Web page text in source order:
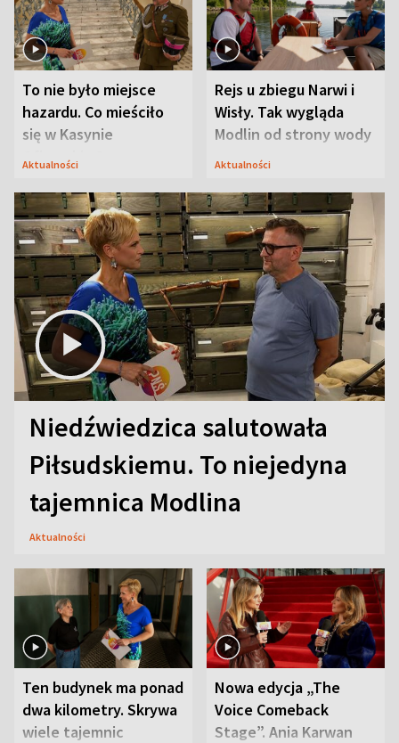
To nie było miejsce
hazardu. Co mieściło
się w Kasynie
Oficerskim?
Aktualności
Rejs u zbiegu Narwi i
Wisły. Tak wygląda
Modlin od strony wody
Aktualności
Niedźwiedzica salutowała
Piłsudskiemu. To niejedyna
tajemnica Modlina
Aktualności
Ten budynek ma ponad
dwa kilometry. Skrywa
wiele tajemnic
Nowa edycja „The
Voice Comeback
Stage”. Ania Karwan